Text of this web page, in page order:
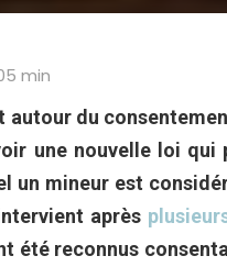
min
autour du
une nouvelle loi
un mineur est
après
été reconnus